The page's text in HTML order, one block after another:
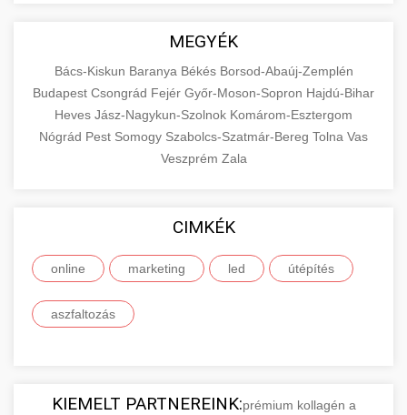
MEGYÉK
Bács-Kiskun Baranya Békés Borsod-Abaúj-Zemplén
Budapest Csongrád Fejér Győr-Moson-Sopron Hajdú-Bihar
Heves Jász-Nagykun-Szolnok Komárom-Esztergom
Nógrád Pest Somogy Szabolcs-Szatmár-Bereg Tolna Vas
Veszprém Zala
CIMKÉK
online marketing led útépítés
aszfaltozás
KIEMELT PARTNEREINK:prémium kollagén a